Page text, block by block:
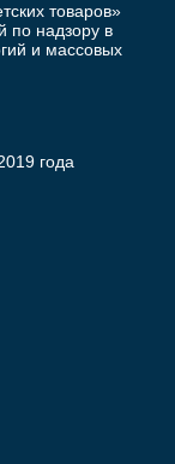
товаров»
по надзору в
и массовых
года